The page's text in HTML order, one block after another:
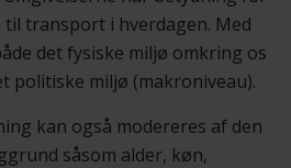
transport i hverdagen. Med
det fysiske miljø omkring os
politiske miljø (makroniveau).
kan også modereres af den
såsom alder, køn,